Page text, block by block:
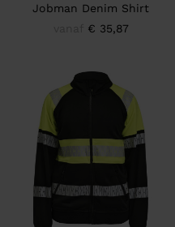
Jobman Denim Shirt
€ 35,87